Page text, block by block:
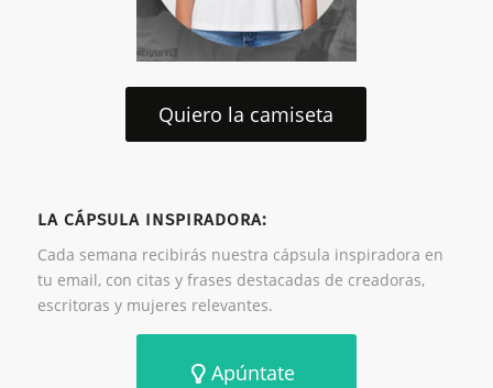
Quiero la camiseta
LA CÁPSULA INSPIRADORA:
Cada semana recibirás nuestra cápsula inspiradora en
tu email, con citas y frases destacadas de creadoras,
escritoras y mujeres relevantes.
Apúntate